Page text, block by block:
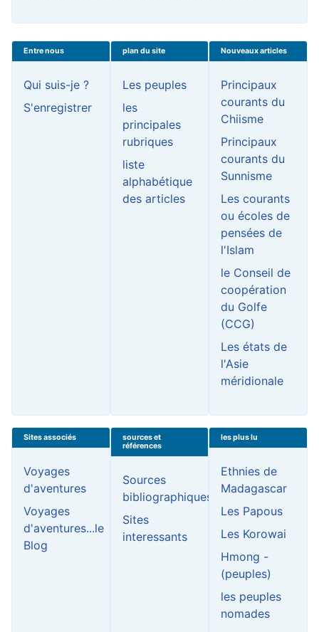
Entre nous
Qui suis-je ?
S'enregistrer
plan du site
Les peuples
les
principales
rubriques
liste
alphabétique
des articles
Nouveaux articles
Principaux
courants du
Chiisme
Principaux
courants du
Sunnisme
Les courants
ou écoles de
pensées de
l'Islam
le Conseil de
coopération
du Golfe
(CCG)
Les états de
l'Asie
méridionale
Sites associés
Voyages
d'aventures
Voyages
d'aventures...le
Blog
sources et
références
Sources
bibliographiques
Sites
interessants
les plus lu
Ethnies de
Madagascar
Les Papous
Les Korowai
Hmong -
(peuples)
les peuples
nomades